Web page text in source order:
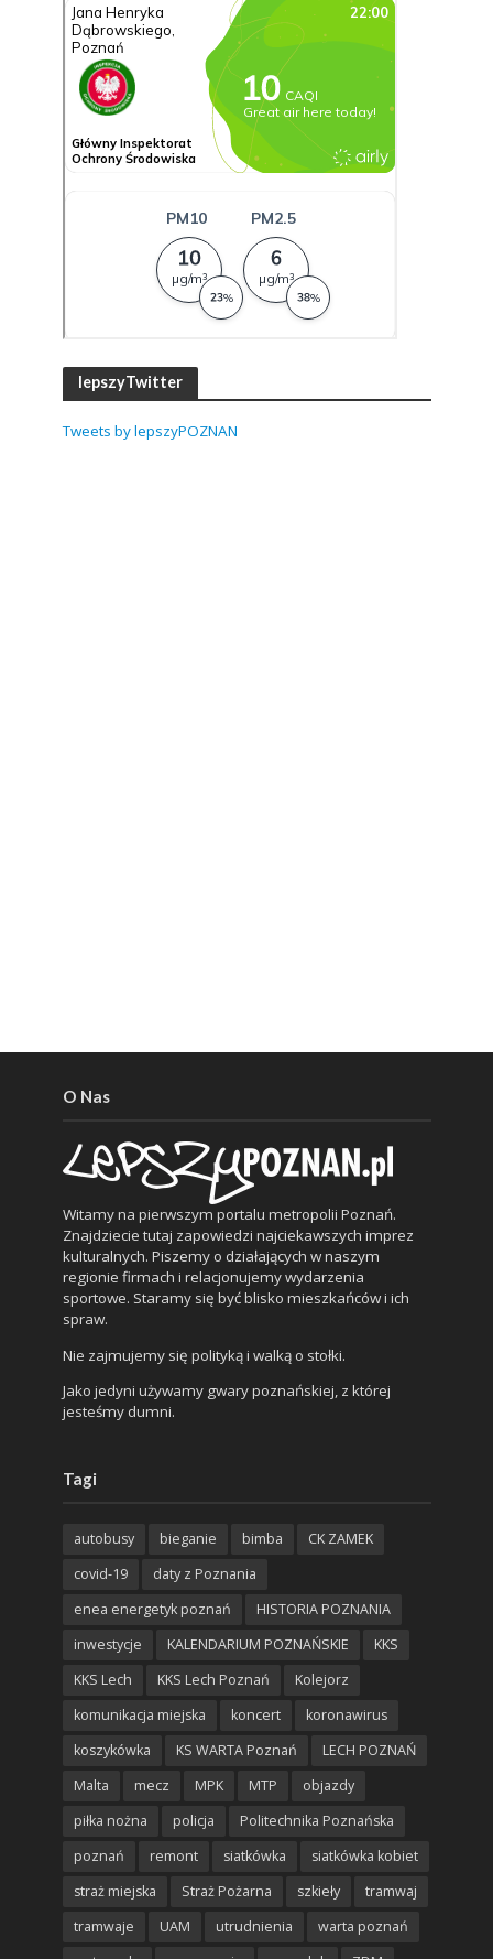
lepszyTwitter
Tweets by lepszyPOZNAN
O Nas
Witamy na pierwszym portalu metropolii Poznań.
Znajdziecie tutaj zapowiedzi najciekawszych imprez
kulturalnych. Piszemy o działających w naszym
regionie firmach i relacjonujemy wydarzenia
sportowe. Staramy się być blisko mieszkańców i ich
spraw.
Nie zajmujemy się polityką i walką o stołki.
Jako jedyni używamy gwary poznańskiej, z której
jesteśmy dumni.
Tagi
autobusy bieganie bimba
CK ZAMEK
covid-19
daty z Poznania
enea energetyk poznań
HISTORIA POZNANIA
inwestycje
KALENDARIUM POZNAŃSKIE
KKS
KKS Lech
KKS Lech Poznań
Kolejorz
komunikacja miejska
koncert
koronawirus
koszykówka
KS WARTA Poznań
LECH POZNAŃ
Malta
mecz MPK MTP
objazdy
piłka nożna
policja
Politechnika Poznańska
poznań
remont siatkówka
siatkówka kobiet
straż miejska
Straż Pożarna szkieły
tramwaj
tramwaje
UAM utrudnienia
warta poznań